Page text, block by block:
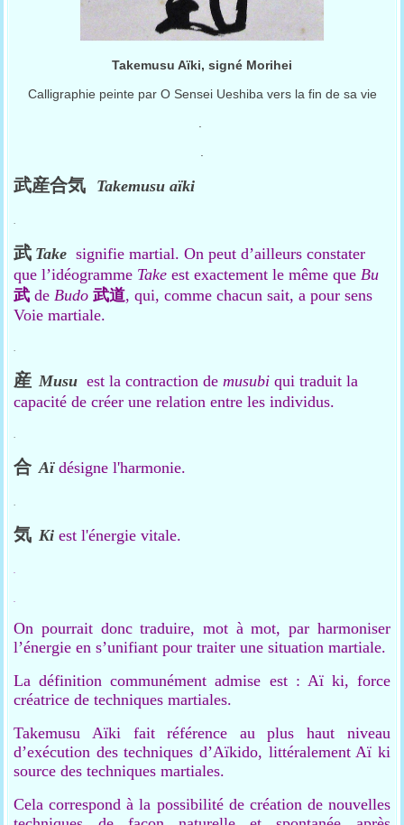
Takemusu Aïki, signé Morihei
Calligraphie peinte par O Sensei Ueshiba vers la fin de sa vie
武産合気 Takemusu aïki
武 Take signifie martial. On peut d’ailleurs constater
que l’idéogramme Take est exactement le même que Bu
武 de Budo武道, qui, comme chacun sait, a pour sens
Voie martiale.
産 Musu est la contraction de musubi qui traduit la
capacité de créer une relation entre les individus.
合 Aï désigne l'harmonie.
気 Ki est l'énergie vitale.
On pourrait donc traduire, mot à mot, par harmoniser
l’énergie en s’unifiant pour traiter une situation martiale.
La définition communément admise est : Aï ki, force
créatrice de techniques martiales.
Takemusu Aïki fait référence au plus haut niveau
d’exécution des techniques d’Aïkido, littéralement Aï ki
source des techniques martiales.
Cela correspond à la possibilité de création de nouvelles